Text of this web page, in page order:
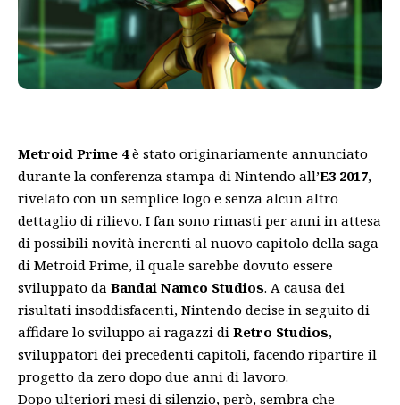
Metroid Prime 4è stato originariamente annunciato
durante la conferenza stampa di Nintendo all’E3 2017,
rivelato con un semplice logo e senza alcun altro
dettaglio di rilievo. I fan sono rimasti per anni in attesa
di possibili novità inerenti al nuovo capitolo della saga
di Metroid Prime, il quale sarebbe dovuto essere
sviluppato da Bandai Namco Studios. A causa dei
risultati insoddisfacenti, Nintendo decise in seguito di
affidare lo sviluppo ai ragazzi di Retro Studios,
sviluppatori dei precedenti capitoli, facendo ripartire il
progetto da zero dopo due anni di lavoro.
Dopo ulteriori mesi di silenzio, però, sembra che